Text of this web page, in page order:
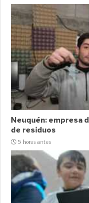
Neuquén: empresa
de residuos
5 horas antes